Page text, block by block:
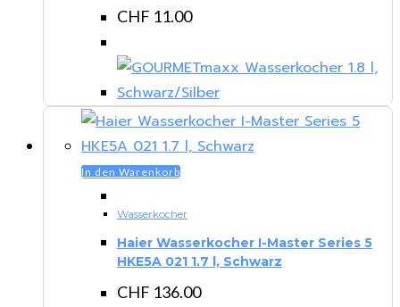
CHF 11.00
In den Warenkorb
Wasserkocher
Haier Wasserkocher I-Master Series 5
HKE5A 021 1.7 l, Schwarz
CHF 136.00